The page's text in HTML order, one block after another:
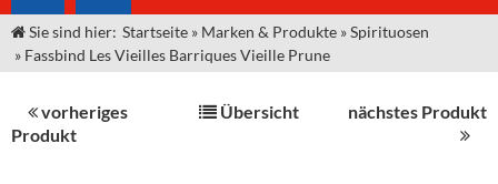
ÜBER UNS
Unser Liefergebiet
Angebote Gastronomie & Großhandel
MARKEN & PRODUKTE
Sie sind hier: Startseite » Marken & Produkte »Spirituosen
» Fassbind Les Vieilles Barriques Vieille Prune
vorheriges
Produkt
Übersicht nächstes Produkt